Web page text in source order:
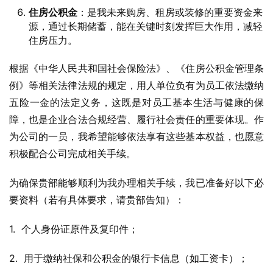
住房公积金 ：是我未来购房、租房或装修的重要资金来
源，通过长期储蓄，能在关键时刻发挥巨大作用，减轻
住房压力。
根据《中华人民共和国社会保险法》、《住房公积金管理条
例》等相关法律法规的规定，用人单位负有为员工依法缴纳
五险一金的法定义务，这既是对员工基本生活与健康的保
障，也是企业合法合规经营、履行社会责任的重要体现。作
为公司的一员，我希望能够依法享有这些基本权益，也愿意
积极配合公司完成相关手续。
为确保贵部能够顺利为我办理相关手续，我已准备好以下必
要资料（若有具体要求，请贵部告知）：
1.  个人身份证原件及复印件；
2.  用于缴纳社保和公积金的银行卡信息（如工资卡）；